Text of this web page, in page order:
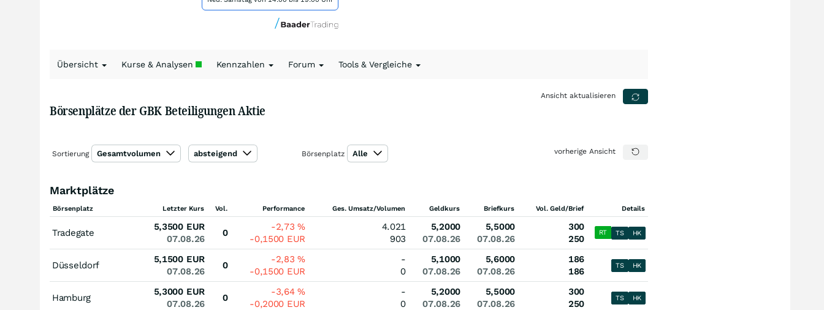
Übersicht Kurse & Analysen Kennzahlen Forum Tools & Vergleiche
Börsenplätze der GBK Beteiligungen Aktie
Ansicht aktualisieren
Sortierung Gesamtvolumen absteigend Börsenplatz Alle vorherige Ansicht
Marktplätze
Börsenplatz Letzter Kurs Vol. Performance Ges. Umsatz/Volumen Geldkurs Briefkurs Vol. Geld/Brief Details
Tradegate
5,3500 EUR
07.08.26
0
-2,73%
-0,1500 EUR
4.021
903
5,2000
07.08.26
5,5000
07.08.26
300
250
RT TS HK
Düsseldorf
5,1500 EUR
07.08.26
0
-2,83%
-0,1500 EUR
-
0
5,1000
07.08.26
5,6000
07.08.26
186
186
TS HK
Hamburg
5,3000 EUR
07.08.26
0
-3,64%
-0,2000 EUR
-
0
5,2000
07.08.26
5,5000
07.08.26
300
250
TS HK